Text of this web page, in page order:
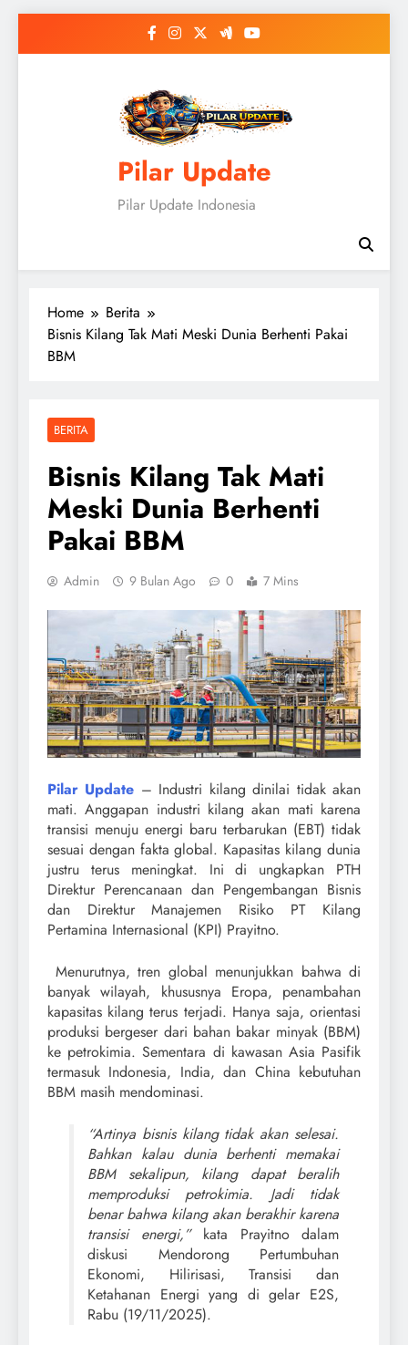
Pilar Update
Pilar Update Indonesia
Home
Berita
Bisnis Kilang Tak Mati Meski Dunia Berhenti Pakai
BBM
BERITA
Bisnis Kilang Tak Mati
Meski Dunia Berhenti
Pakai BBM
Admin 9 Bulan Ago 0 7 Mins
Pilar Update – Industri kilang dinilai tidak akan
mati. Anggapan industri kilang akan mati karena
transisi menuju energi baru terbarukan (EBT) tidak
sesuai dengan fakta global. Kapasitas kilang dunia
justru terus meningkat. Ini di ungkapkan PTH
Direktur Perencanaan dan Pengembangan Bisnis
dan Direktur Manajemen Risiko PT Kilang
Pertamina Internasional (KPI) Prayitno.
Menurutnya, tren global menunjukkan bahwa di
banyak wilayah, khususnya Eropa, penambahan
kapasitas kilang terus terjadi. Hanya saja, orientasi
produksi bergeser dari bahan bakar minyak (BBM)
ke petrokimia. Sementara di kawasan Asia Pasifik
termasuk Indonesia, India, dan China kebutuhan
BBM masih mendominasi.
“Artinya bisnis kilang tidak akan selesai.
Bahkan kalau dunia berhenti memakai
BBM sekalipun, kilang dapat beralih
memproduksi petrokimia. Jadi tidak
benar bahwa kilang akan berakhir karena
transisi energi,”kata Prayitno dalam
diskusi Mendorong Pertumbuhan
Ekonomi, Hilirisasi, Transisi dan
Ketahanan Energi yang di gelar E2S,
Rabu (19/11/2025).